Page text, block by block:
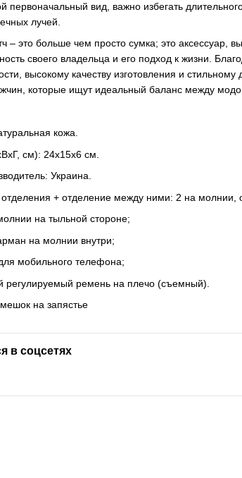
первоначальный вид, важно избегать
лучей.
– это больше чем просто сумка; это аксессуар,
своего владельца и его подход к жизни.
высокому качеству изготовления и стильному
которые ищут идеальный баланс между
кожа.
см): 24х15х6 см.
Украина.
+ отделение между ними: 2 на молнии,
на тыльной стороне;
на молнии внутри;
мобильного телефона;
регулируемый ремень на плечо (съемный).
на запястье
в соцсетях